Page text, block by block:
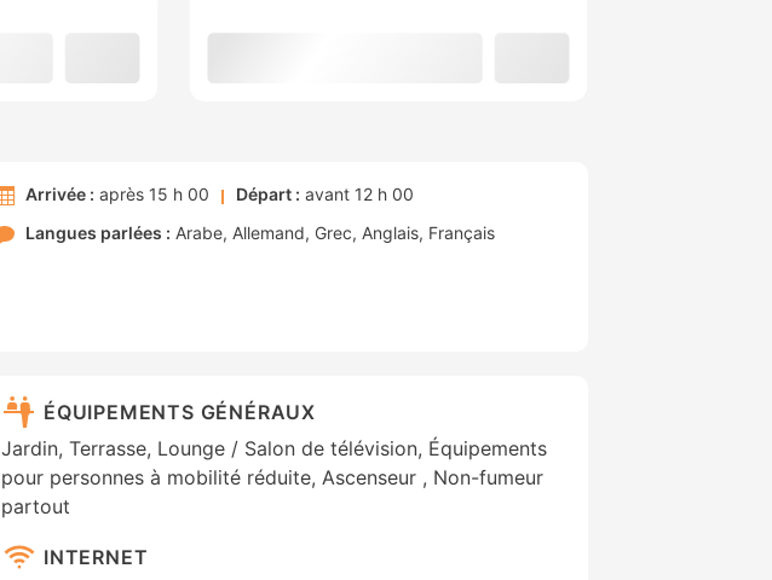
Arrivée : après 15 h 00 Départ : avant 12 h 00
Langues parlées : Arabe Allemand Grec Anglais Français
ÉQUIPEMENTS GÉNÉRAUX
Jardin, Terrasse, Lounge / Salon de télévision, Équipements
pour personnes à mobilité réduite, Ascenseur , Non-fumeur
partout
INTERNET